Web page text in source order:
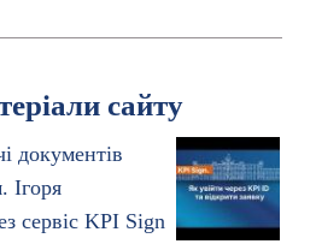
сайту
документів
Ігоря
сервіс KPI Sign